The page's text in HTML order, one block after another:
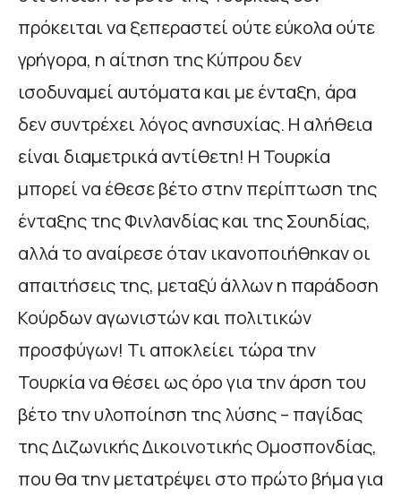
πρόκειται να ξεπεραστεί ούτε εύκολα ούτε
γρήγορα, η αίτηση της Κύπρου δεν
ισοδυναμεί αυτόματα και με ένταξη, άρα
δεν συντρέχει λόγος ανησυχίας. Η αλήθεια
είναι διαμετρικά αντίθετη! Η Τουρκία
μπορεί να έθεσε βέτο στην περίπτωση της
ένταξης της Φινλανδίας και της Σουηδίας,
αλλά το αναίρεσε όταν ικανοποιήθηκαν οι
απαιτήσεις της, μεταξύ άλλων η παράδοση
Κούρδων αγωνιστών και πολιτικών
προσφύγων! Τι αποκλείει τώρα την
Τουρκία να θέσει ως όρο για την άρση του
βέτο την υλοποίηση της λύσης – παγίδας
της Διζωνικής Δικοινοτικής Ομοσπονδίας,
που θα την μετατρέψει στο πρώτο βήμα για